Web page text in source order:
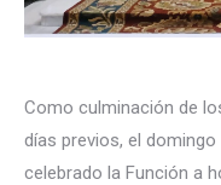
Como culminación de
días previos, el
celebrado la Función a